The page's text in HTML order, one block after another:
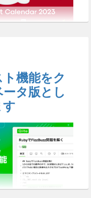
ス情報は
。
り組んでいきますので
お聞かせください。引
Hatena
ため、より多くの
けるようオープン
させていただくこ
ト機能と
は、記事において
に、続きの文章の
。
とで、文章の続き
（人工知能）に続
らうことが可能に
は、日頃からQiita
ティの普及に対す
まの貢献に報いる
法として、GitHub
いる人が、Qiita上
受け取りやすくな
を連携でき
た。
、Qiitaに届いてい
にお応えし「感謝
える新しい方法」
と考えています。
す。
たQiita Advent
によるクリスマス
額200万円以上と
Meetupでも先行
記事で改めてプレ
発表を行います🚀
2023 Qiita賞・
ちらの記事（
Qiita賞・特別企
機能をク
タ版とし